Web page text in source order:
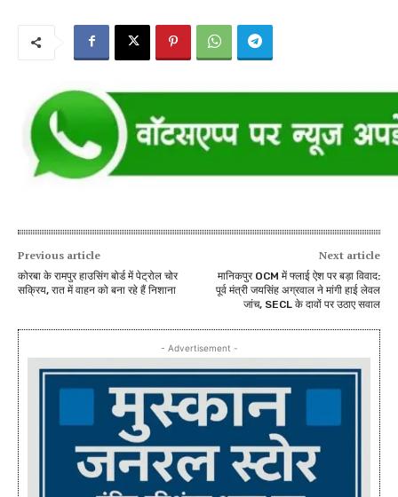
Previous article
कोरबा के रामपुर हाउसिंग बोर्ड में पेट्रोल चोर
सक्रिय, रात में वाहन को बना रहे हैं निशाना
Next article
मानिकपुर OCM में फ्लाई ऐश पर बड़ा विवाद:
पूर्व मंत्री जयसिंह अग्रवाल ने मांगी हाई लेवल
जांच, SECL के दावों पर उठाए सवाल
- Advertisement -